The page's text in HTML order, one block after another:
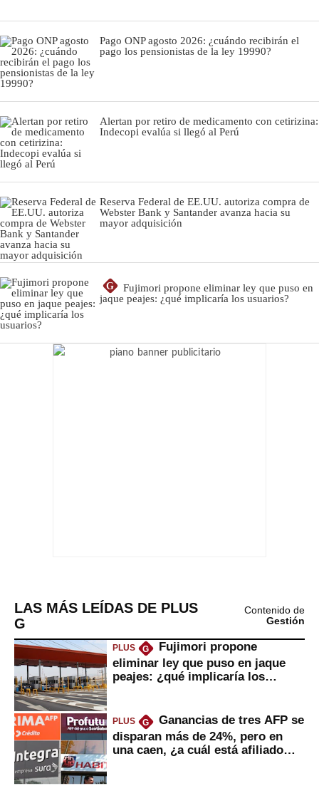
Pago ONP agosto 2026: ¿cuándo recibirán el
pago los pensionistas de la ley 19990?
Alertan por retiro de medicamento con cetirizina:
Indecopi evalúa si llegó al Perú
Reserva Federal de EE.UU. autoriza compra de
Webster Bank y Santander avanza hacia su
mayor adquisición
G
Fujimori propone eliminar ley que puso en
jaque peajes: ¿qué implicaría los usuarios?
LAS MÁS LEÍDAS DE PLUS
G
Contenido de
Gestión
PLUS G
Fujimori propone
eliminar ley que puso en jaque
peajes: ¿qué implicaría los
PLUS G
Ganancias de tres AFP se
disparan más de 24%, pero en
una caen, ¿a cuál está afiliado